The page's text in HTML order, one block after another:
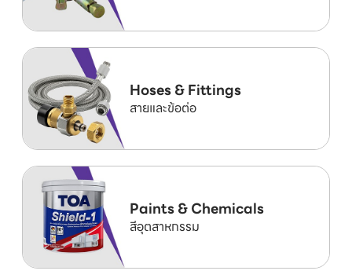
Hoses & Fittings
สายและข้อต่อ
Paints & Chemicals
สีอุตสาหกรรม